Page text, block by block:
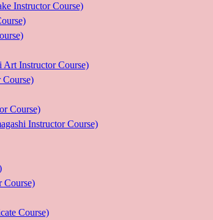
Instructor Course)
Instructor Course)
Course)
Instructor Course)
Course)
Course)